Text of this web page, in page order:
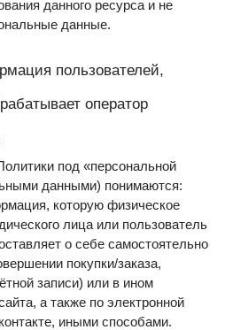
данного ресурса и не
данные.
пользователей,
оператор
под «персональной
данными) понимаются:
которую физическое
лица или пользователь
о себе самостоятельно
покупки/заказа,
записи) или в ином
а также по электронной
иными способами.